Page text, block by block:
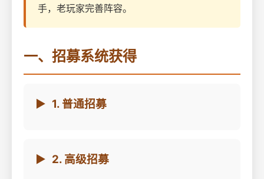
手，老玩家完善阵容。
一、招募系统获得
1. 普通招募
2. 高级招募